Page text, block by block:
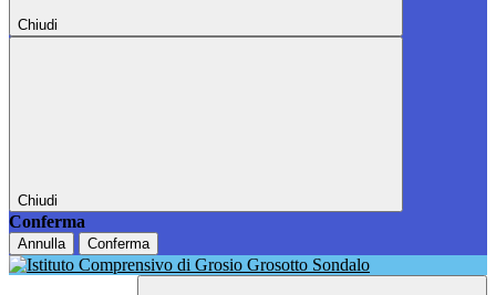
Chiudi
Chiudi
Conferma
Annulla Conferma